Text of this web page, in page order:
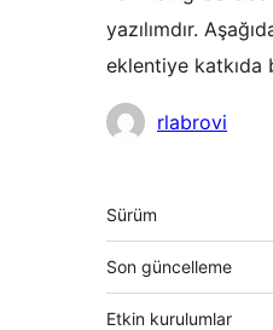
yazılımdır.
eklentiye katkıda
Katkıdarlabrovi
Meta
Sürüm
Son güncelleme
Etkin kurulumlar